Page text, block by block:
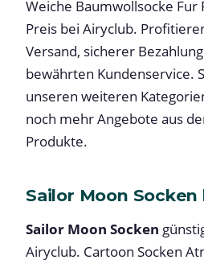
Weiche Baumwollsocke Fur
Preis bei Airyclub.
Versand, sicherer
bewährten Kundenservice.
unseren weiteren
noch mehr Angebote aus
Produkte.
Sailor Moon Socken
Sailor Moon Socken
Airyclub. Cartoon Socken